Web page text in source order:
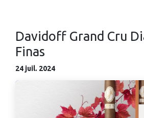
Davidoff Grand Cru
Finas
24 juil. 2024